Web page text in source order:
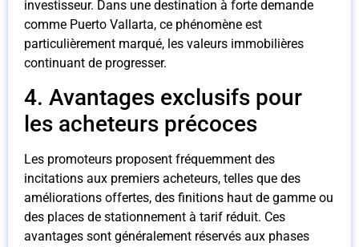
investisseur. Dans une destination à forte demande
comme Puerto Vallarta, ce phénomène est
particulièrement marqué, les valeurs immobilières
continuant de progresser.
4. Avantages exclusifs pour
les acheteurs précoces
Les promoteurs proposent fréquemment des
incitations aux premiers acheteurs, telles que des
améliorations offertes, des finitions haut de gamme ou
des places de stationnement à tarif réduit. Ces
avantages sont généralement réservés aux phases